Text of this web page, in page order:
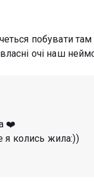
побувати там
очі наш
❤️
я колись жила:))